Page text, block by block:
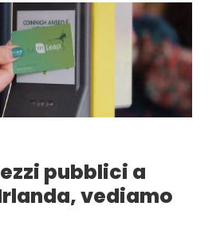
pubblici a
vediamo